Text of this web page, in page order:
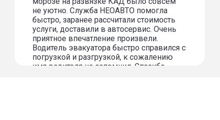
не уютно. Служба НЕОАВТО помогла
быстро, заранее рассчитали стоимость
услуги, доставили в автосервис. Очень
приятное впечатление произвели.
Водитель эвакуатора быстро справился с
погрузкой и разгрузкой, к сожалению
имя водителя не запомнил. Спасибо